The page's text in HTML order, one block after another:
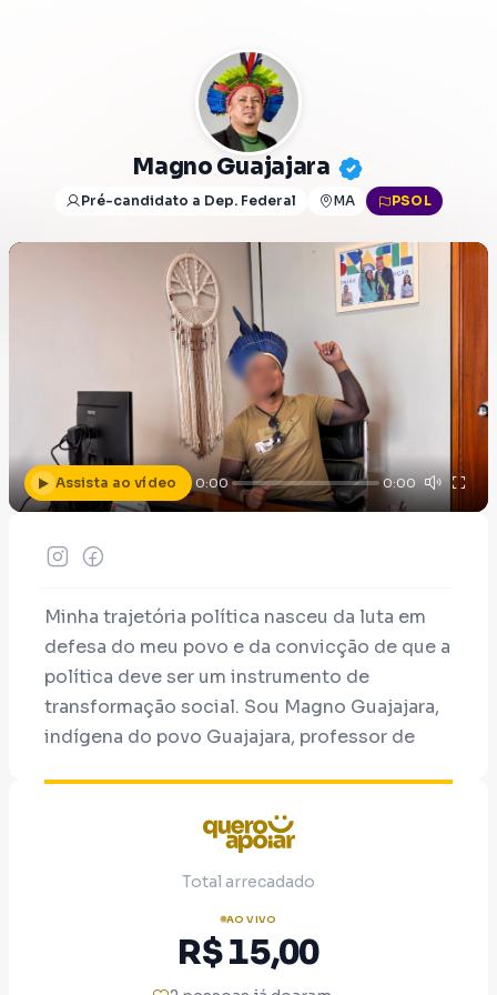
Magno Guajajara
Pré-candidato a Dep. Federal MA PSOL
Assista ao vídeo 0:00 0:00
Minha trajetória política nasceu da luta em
defesa do meu povo e da convicção de que a
política deve ser um instrumento de
transformação social. Sou Magno Guajajara,
indígena do povo Guajajara, professor de
bacharel em Administração, pós-graduado
em Gestão de Saúde Pública e técnico em
Gestão Territorial e Ambiental. Também
exerço a função de cacique da Aldeia
Monalisa, na Terra Indígena Cana Brava,
município de Jenipapo dos Vieiras Maranhão,
Total arrecadado
AO VIVO
R$ 15,00